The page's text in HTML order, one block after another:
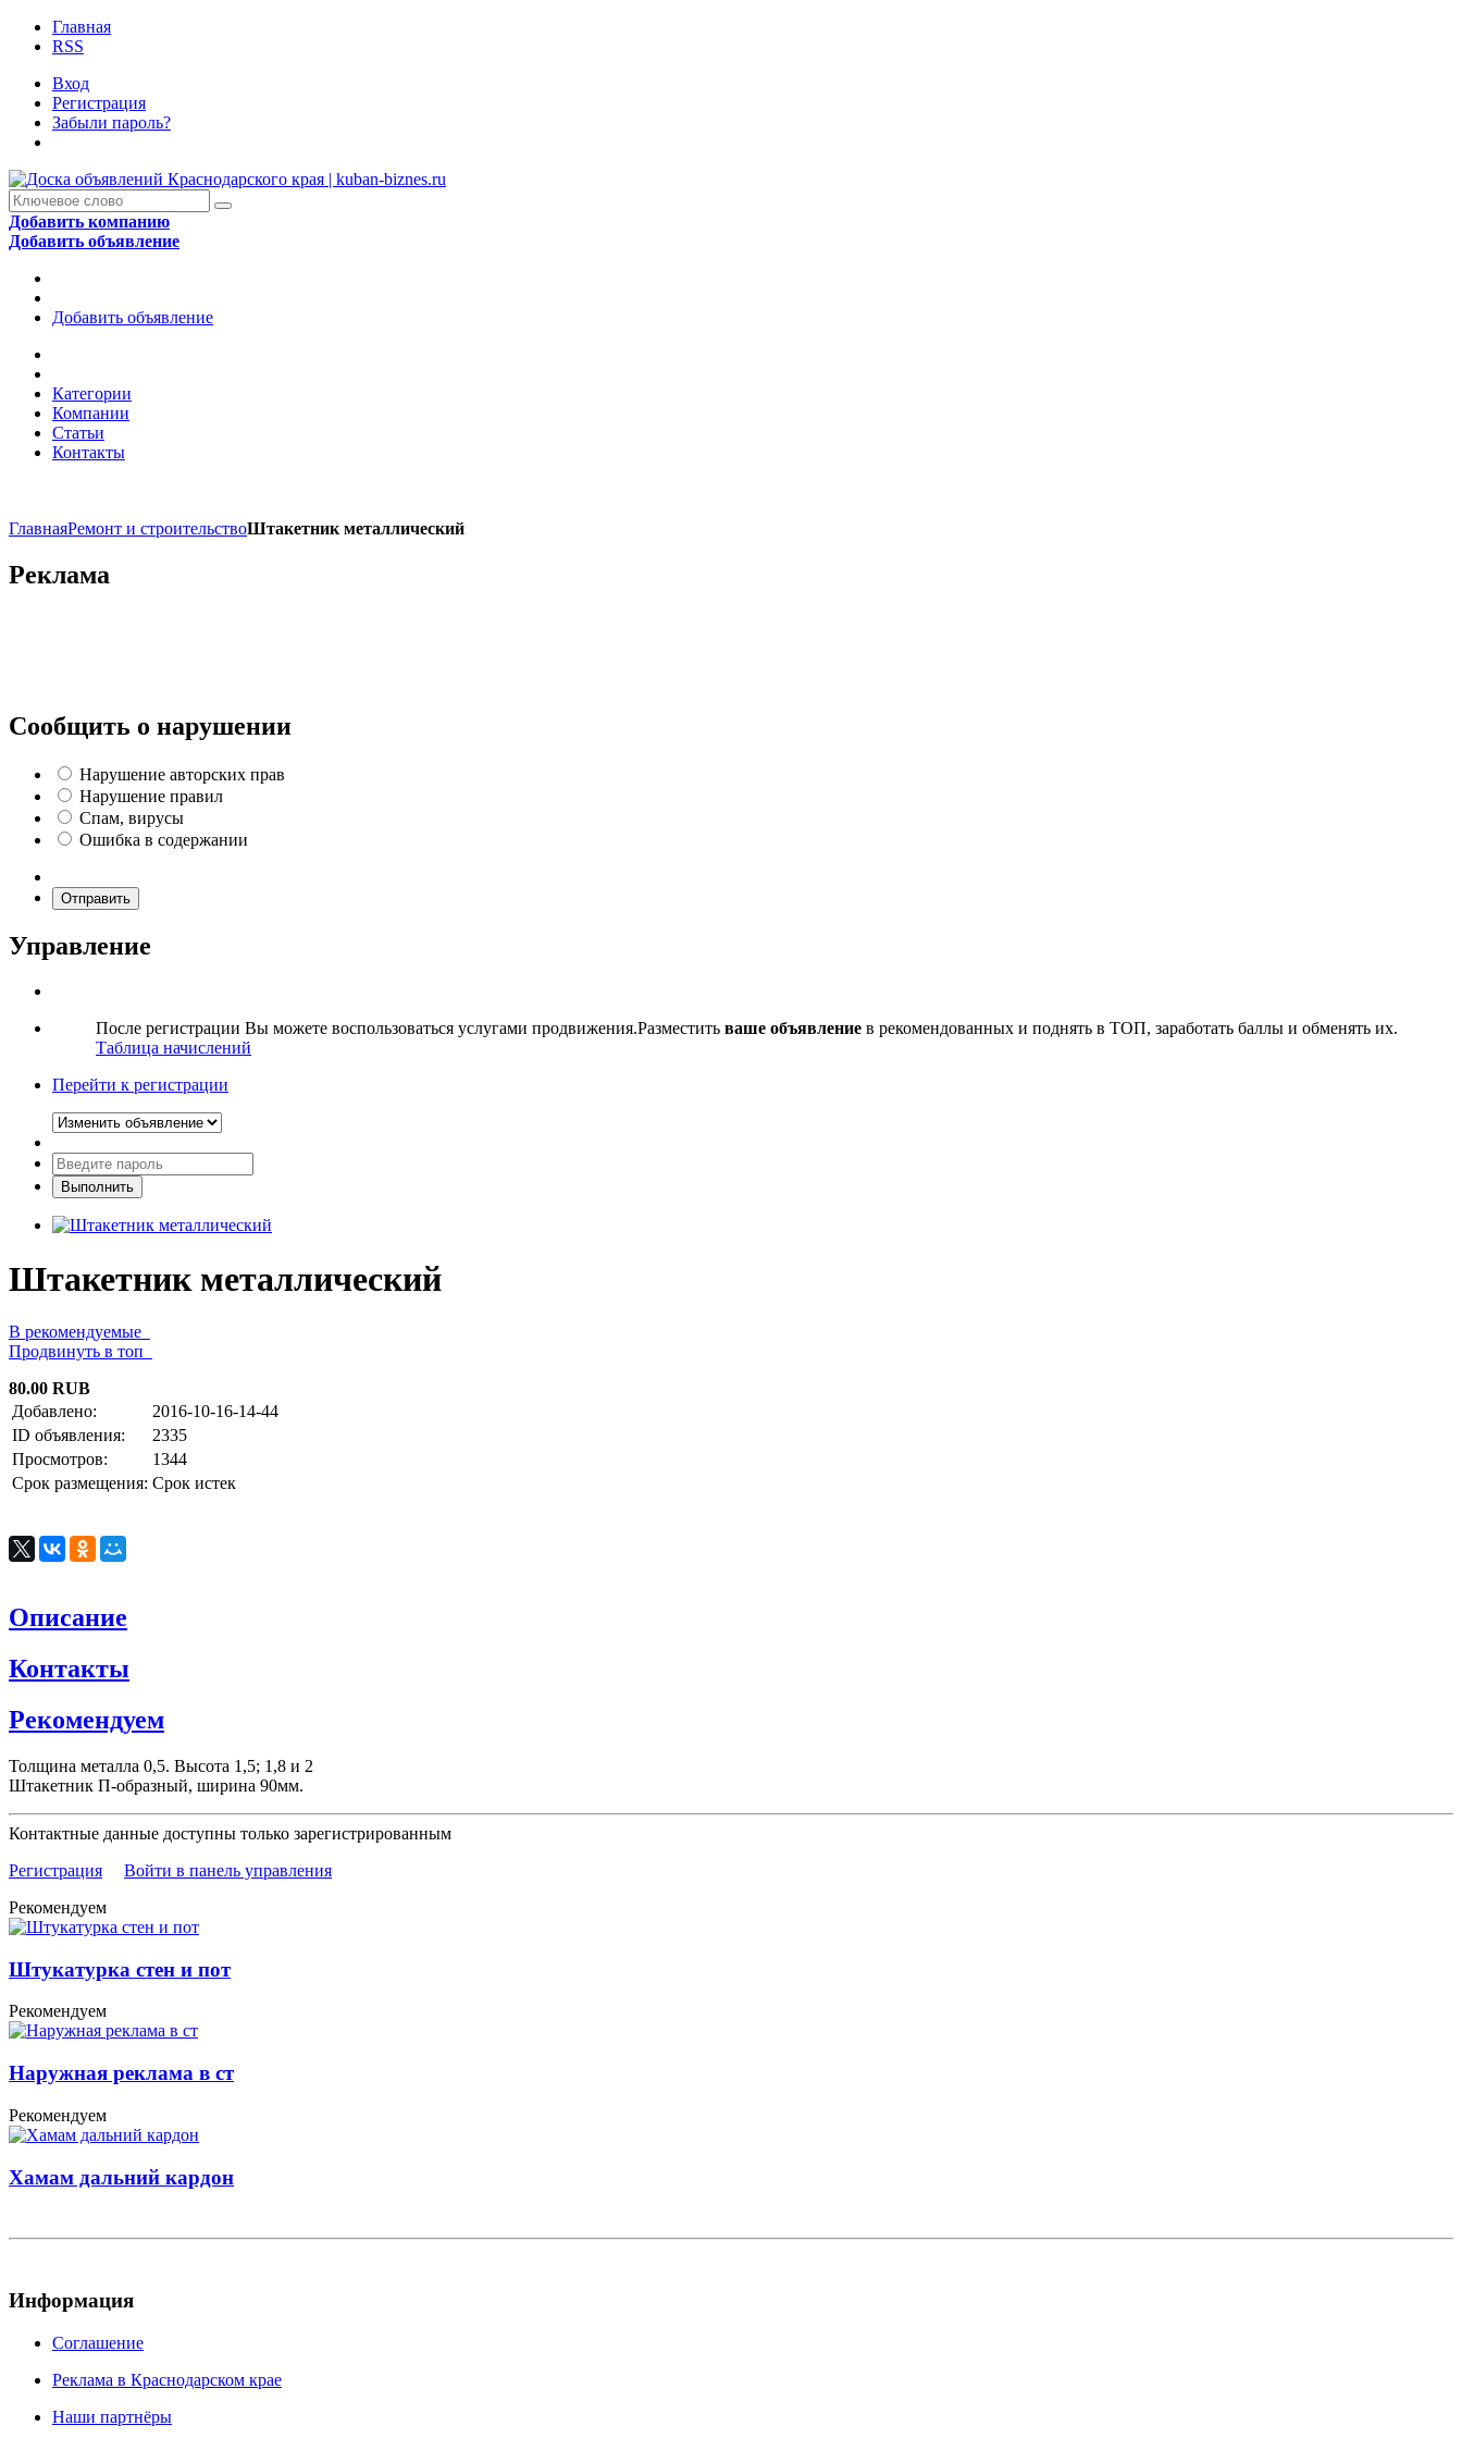
Главная
RSS
Вход
Регистрация
Забыли пароль?
Добавить компанию
Добавить объявление
Добавить объявление
Категории
Компании
Статьи
Контакты
ГлавнаяРемонт и строительствоШтакетник металлический
Реклама
Сообщить о нарушении
Нарушение авторских прав
Нарушение правил
Спам, вирусы
Ошибка в содержании
Отправить
Управление
После регистрации Вы можете воспользоваться услугами продвижения.Разместить ваше объявление в рекомендованных и поднять в ТОП, заработать баллы и обменять их.
Таблица начислений
Перейти к регистрации
Штакетник металлический
В рекомендуемые
Продвинуть в топ
80.00 RUB
Добавлено:
2016-10-16-14-44
ID объявления:
2335
Просмотров:
1344
Срок размещения: Срок истек
Описание
Контакты
Рекомендуем
Толщина металла 0,5. Высота 1,5; 1,8 и 2
Штакетник П-образный, ширина 90мм.
Контактные данные доступны только зарегистрированным
Регистрация
Войти в панель управления
Рекомендуем
Штукатурка стен и пот
Рекомендуем
Наружная реклама в ст
Рекомендуем
Хамам дальний кардон
Информация
Соглашение
Реклама в Краснодарском крае
Наши партнёры